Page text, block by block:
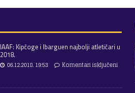
IAAF: Kipčoge i Ibarguen najbolji atletičari u
2018.
06.12.2018. 19:53
Komentari isključeni